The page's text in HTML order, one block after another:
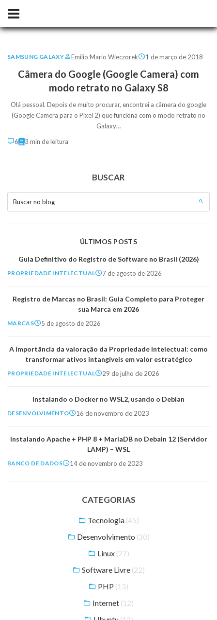
SAMSUNG GALAXY Emilio Mario Wieczorek 1 de março de 2018
Câmera do Google (Google Camera) com
modo retrato no Galaxy S8
Olá pessoal. Depois de muito procurar, encontrei a câmera do google
(Google Camera para o Pixel 2) que funciona com o modo retrato no
Galaxy…
6
3 min de leitura
BUSCAR
Buscar no blog
ÚLTIMOS POSTS
Guia Definitivo do Registro de Software no Brasil (2026)
PROPRIEDADE INTELECTUAL 7 de agosto de 2026
Registro de Marcas no Brasil: Guia Completo para Proteger
sua Marca em 2026
MARCAS 5 de agosto de 2026
A importância da valoração da Propriedade Intelectual: como
transformar ativos intangíveis em valor estratégico
PROPRIEDADE INTELECTUAL 29 de julho de 2026
Instalando o Docker no WSL2, usando o Debian
DESENVOLVIMENTO 16 de novembro de 2023
Instalando Apache + PHP 8 + MariaDB no Debain 12 (Servidor
LAMP) – WSL
BANCO DE DADOS 14 de novembro de 2023
CATEGORIAS
Tecnologia (45)
Desenvolvimento (30)
Linux (27)
Software Livre (22)
PHP (13)
Internet (12)